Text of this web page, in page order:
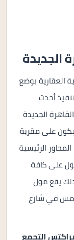
الجديدة
العقارية بوضع
أحدث
الجديدة
على مقربة
الرئيسية
على كافة
يقع مول
في شارع
التجمع